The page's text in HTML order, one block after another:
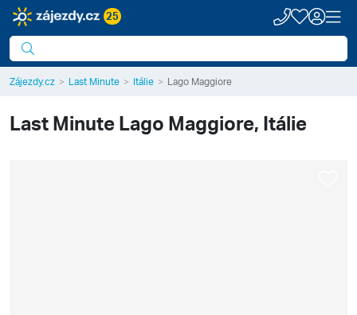
25
Zájezdy.cz Last Minute Itálie Lago Maggiore
Last MinuteLago Maggiore, Itálie